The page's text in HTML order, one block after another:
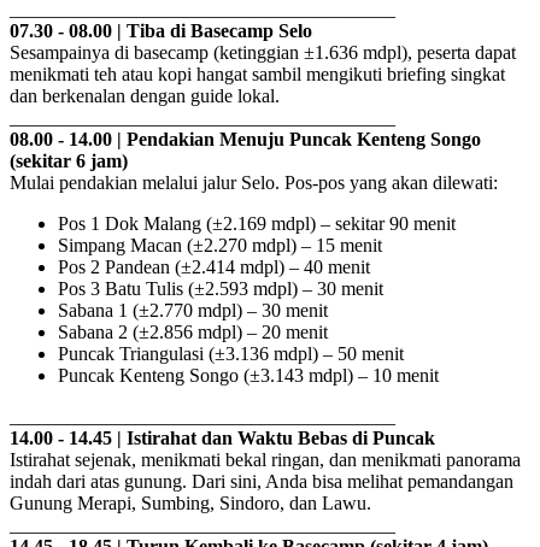
07.30 - 08.00 | Tiba di Basecamp Selo
Sesampainya di basecamp (ketinggian ±1.636 mdpl), peserta dapat
menikmati teh atau kopi hangat sambil mengikuti briefing singkat
dan berkenalan dengan guide lokal.
08.00 - 14.00 | Pendakian Menuju Puncak Kenteng Songo
(sekitar 6 jam)
Mulai pendakian melalui jalur Selo. Pos-pos yang akan dilewati:
Pos 1 Dok Malang (±2.169 mdpl) – sekitar 90 menit
Simpang Macan (±2.270 mdpl) – 15 menit
Pos 2 Pandean (±2.414 mdpl) – 40 menit
Pos 3 Batu Tulis (±2.593 mdpl) – 30 menit
Sabana 1 (±2.770 mdpl) – 30 menit
Sabana 2 (±2.856 mdpl) – 20 menit
Puncak Triangulasi (±3.136 mdpl) – 50 menit
Puncak Kenteng Songo (±3.143 mdpl) – 10 menit
14.00 - 14.45 | Istirahat dan Waktu Bebas di Puncak
Istirahat sejenak, menikmati bekal ringan, dan menikmati panorama
indah dari atas gunung. Dari sini, Anda bisa melihat pemandangan
Gunung Merapi, Sumbing, Sindoro, dan Lawu.